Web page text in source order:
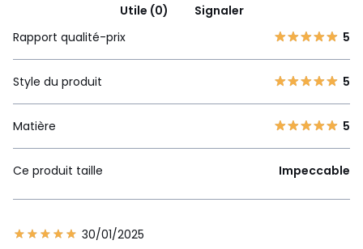
Utile (0)
Signaler
Rapport qualité-prix
5
Style du produit 5
Matière 5
Ce produit taille Impeccable
30/01/2025